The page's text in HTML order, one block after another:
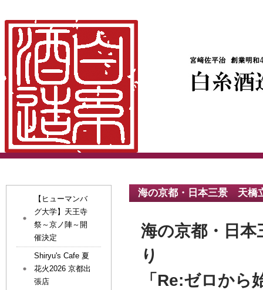
海の京都・日本三景 天橋
海の京都・日
り
「Re:ゼロか
【ヒューマンバ
グ大学】天王寺
祭～京ノ陣～開
催決定
Shiryu's Cafe 夏
花火2026 京都出
張店